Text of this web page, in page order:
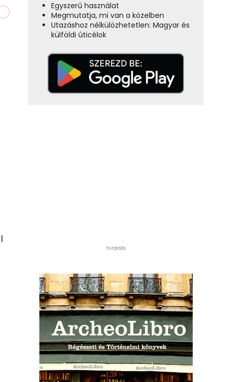
Egyszerű használat
Megmutatja, mi van a közelben
Utazáshoz nélkülözhetetlen: Magyar és
külföldi úticélok
hirdetés